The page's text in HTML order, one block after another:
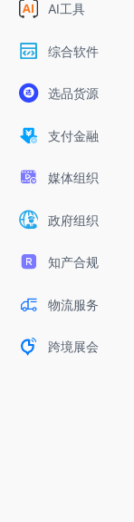
AI工具
综合软件
选品货源
支付金融
媒体组织
政府组织
知产合规
物流服务
跨境展会